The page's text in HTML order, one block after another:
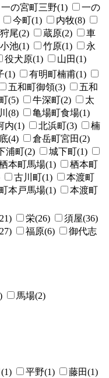
一の宮町三野(1)
一の
今町(1)
内牧(8)
狩尾(2) 蔵原(2)
車
小池(1) 竹原(1)
永
役犬原(1) 山田(1)
(1)
有明町楠甫(1)
五和町御領(3)
五和
(5) 牛深町(2)
太
(8)
亀場町食場(1)
内(1) 北浜町(3)
楠
(4)
倉岳町宮田(2)
浦町(2)
城下町(1)
本町馬場(1)
栖本町
古川町(1)
本渡町
本戸馬場(1)
本渡町
栄(26)
須屋(36)
福原(6)
御代志
馬場(2)
平野(1)
藤田(1)